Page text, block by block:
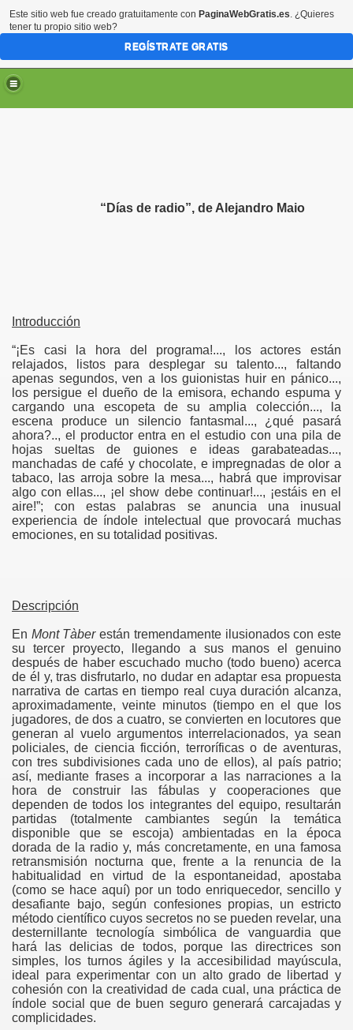
“Días de radio”, de Alejandro Maio
Introducción
“¡Es casi la hora del programa!..., los actores están
relajados, listos para desplegar su talento..., faltando
apenas segundos, ven a los guionistas huir en pánico...,
los persigue el dueño de la emisora, echando espuma y
cargando una escopeta de su amplia colección..., la
escena produce un silencio fantasmal..., ¿qué pasará
ahora?.., el productor entra en el estudio con una pila de
hojas sueltas de guiones e ideas garabateadas...,
manchadas de café y chocolate, e impregnadas de olor a
tabaco, las arroja sobre la mesa..., habrá que improvisar
algo con ellas..., ¡el show debe continuar!..., ¡estáis en el
aire!”; con estas palabras se anuncia una inusual
experiencia de índole intelectual que provocará muchas
emociones, en su totalidad positivas.
Descripción
En Mont Tàberestán tremendamente ilusionados con este
su tercer proyecto, llegando a sus manos el genuino
después de haber escuchado mucho (todo bueno) acerca
de él y, tras disfrutarlo, no dudar en adaptar esa propuesta
narrativa de cartas en tiempo real cuya duración alcanza,
aproximadamente, veinte minutos (tiempo en el que los
jugadores, de dos a cuatro, se convierten en locutores que
generan al vuelo argumentos interrelacionados, ya sean
policiales, de ciencia ficción, terroríficas o de aventuras,
con tres subdivisiones cada uno de ellos), al país patrio;
así, mediante frases a incorporar a las narraciones a la
hora de construir las fábulas y cooperaciones que
dependen de todos los integrantes del equipo, resultarán
partidas (totalmente cambiantes según la temática
disponible que se escoja) ambientadas en la época
dorada de la radio y, más concretamente, en una famosa
retransmisión nocturna que, frente a la renuncia de la
habitualidad en virtud de la espontaneidad, apostaba
(como se hace aquí) por un todo enriquecedor, sencillo y
desafiante bajo, según confesiones propias, un estricto
método científico cuyos secretos no se pueden revelar, una
desternillante tecnología simbólica de vanguardia que
hará las delicias de todos, porque las directrices son
simples, los turnos ágiles y la accesibilidad mayúscula,
ideal para experimentar con un alto grado de libertad y
cohesión con la creatividad de cada cual, una práctica de
índole social que de buen seguro generará carcajadas y
complicidades.
Este sitio web fue creado gratuitamente con PaginaWebGratis.es. ¿Quieres
tener tu propio sitio web?
REGÍSTRATE GRATIS